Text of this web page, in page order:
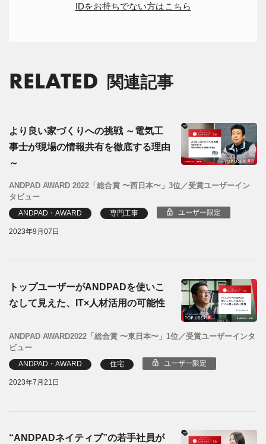
IDをお持ちでない方はこちら
RELATED 関連記事
より良い家づくりへの挑戦 ～電気工
事士が現場の情報共有を徹底する理由
～
ANDPAD AWARD 2022「総合賞 〜西日本〜」3位／受賞ユーザーイン
タビュー
ANDPAD・AWARD 専門工事 ユーザー限定
2023年9月07日
トップユーザーがANDPADを使いこ
なして見えた、IT×人材活用の可能性
ANDPAD AWARD2022「総合賞 〜東日本〜」1位／受賞ユーザーインタ
ビュー
ANDPAD・AWARD 住宅 ユーザー限定
2023年7月21日
“ANDPADネイティブ”の若手社員が